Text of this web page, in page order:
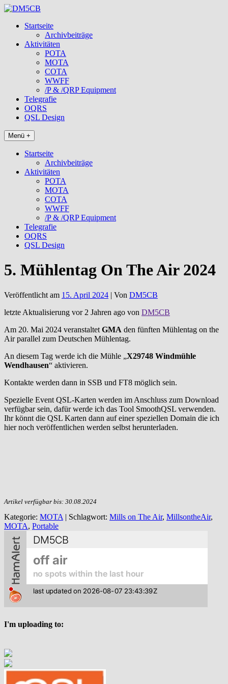
Zum
springenStartseite
Archivbeiträge
Aktivitäten
POTA
MOTA
COTA
WWFF
/P & /QRP Equipment
Telegrafie
OQRS
QSL Design
Menü +
Startseite
Archivbeiträge
Aktivitäten
POTA
MOTA
COTA
WWFF
/P & /QRP Equipment
Telegrafie
OQRS
QSL Design
5. Mühlentag On The Air 2024
Veröffentlicht am 15. April 2024 | Von DM5CB
letzte Aktualisierung vor 2 Jahren ago von DM5CB
Am 20. Mai 2024 veranstaltet GMA den fünften Mühlentag on the
Air parallel zum Deutschen Mühlentag.
An diesem Tag werde ich die Mühle „X29748 Windmühle
Wendhausen“ aktivieren.
Kontakte werden dann in SSB und FT8 möglich sein.
Spezielle Event QSL-Karten werden im Anschluss zum Download
verfügbar sein, dafür werde ich das Tool SmoothQSL verwenden.
Ihr könnt die QSL Karten dann auf einer speziellen Domain die ich
hier noch veröffentlichen werden selbst herunterladen.
Artikel verfügbar bis: 30.08.2024
Kategorie: MOTA | Schlagwort: Mills on The Air, MillsontheAir,
MOTA, Portable
I'm uploading to: